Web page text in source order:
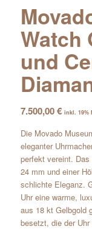
Watch
und
7.500,00€ inkl. 19%
Die Movado
eleganter
perfekt vereint.
24 mm und einer
schlichte Eleganz.
Uhr eine warme,
aus 18 kt Gelbgold
besetzt, die der